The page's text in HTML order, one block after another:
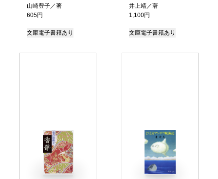
山崎豊子／著
605円
文庫電子書籍あり
井上靖／著
1,100円
文庫電子書籍あり